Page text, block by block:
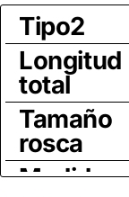
Tipo2
Longitud
total
Tamaño
rosca
Medida